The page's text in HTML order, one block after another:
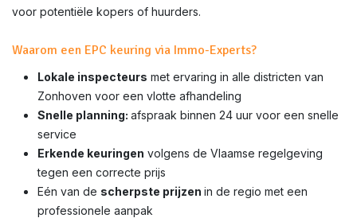
voor potentiële kopers of huurders.
Waarom een EPC keuring via Immo-Experts?
Lokale inspecteurs met ervaring in alle districten van
Zonhoven voor een vlotte afhandeling
Snelle planning: afspraak binnen 24 uur voor een snelle
service
Erkende keuringen volgens de Vlaamse regelgeving
tegen een correcte prijs
Eén van de scherpste prijzen in de regio met een
professionele aanpak